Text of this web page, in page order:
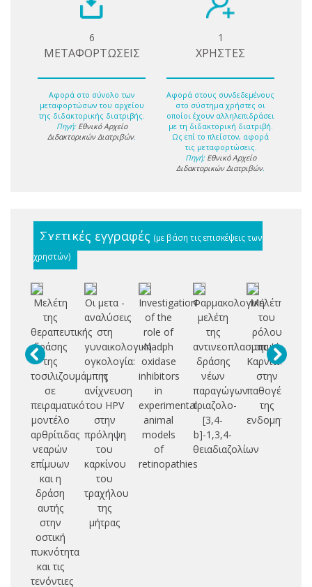
6
ΜΕΤΑΦΟΡΤΩΣΕΙΣ
Αφορά στο σύνολο των
μεταφορτώσων του αρχείου
της διδακτορικής διατριβής.
Πηγή: Εθνικό Αρχείο
Διδακτορικών Διατριβών.
1
ΧΡΗΣΤΕΣ
Αφορά στους συνδεδεμένους
στο σύστημα χρήστες οι
οποίοι έχουν αλληλεπιδράσει
με τη διδακτορική διατριβή.
Ως επί το πλείστον, αφορά
τις μεταφορτώσεις.
Πηγή: Εθνικό Αρχείο
Διδακτορικών Διατριβών.
Σχετικές εγγραφές (με βάση τις επισκέψεις των
χρηστών)
Μελέτη
της
θεραπευτικής
δράσης
της
τοσιλιζουμάμπης
σε
πειραματικό
μοντέλο
αρθρίτιδας
νεαρών
επίμυων
και η
δράση
αυτής
στην
οστική
πυκνότητα
και τις
τενόντιες
Οι μετα -
αναλύσεις
στη
γυναικολογική
ογκολογία:
η
ανίχνευση
του HPV
στην
πρόληψη
του
καρκίνου
του
τραχήλου
της
μήτρας
Investigation
of the
role of
Nadph
oxidase
inhibitors
in
experimental
animal
models
of
retinopathies
Φαρμακολογική
μελέτη
της
αντινεοπλασματικής
δράσης
νέων
παραγώγων
τριαζολο-
[3,4-
b]-1,3,4-
θειαδιαζολίων
Μελέτη
του
ρόλου
της L-
Καρνιτίνης
στην
παθογένεια
της